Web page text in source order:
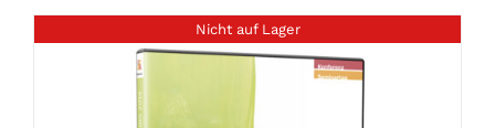
Nicht auf Lager